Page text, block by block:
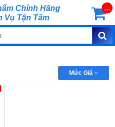
Chính Hãng
Vụ Tận Tâm
...
Mức Giá